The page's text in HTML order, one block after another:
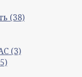
(38)
(3)